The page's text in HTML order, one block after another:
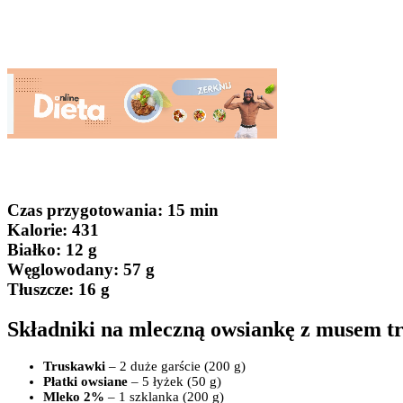
Czas przygotowania: 15 min
Kalorie: 431
Białko: 12 g
Węglowodany: 57 g
Tłuszcze: 16 g
Składniki na mleczną owsiankę z musem
Truskawki – 2 duże garście (200 g)
Płatki owsiane – 5 łyżek (50 g)
Mleko 2% – 1 szklanka (200 g)